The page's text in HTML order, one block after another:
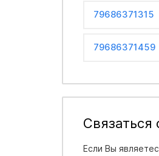
79686371315
79686371459
Связаться
Если Вы